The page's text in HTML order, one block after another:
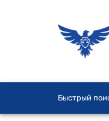
Быстрый